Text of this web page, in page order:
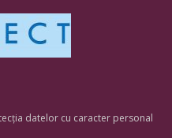
datelor cu caracter personal